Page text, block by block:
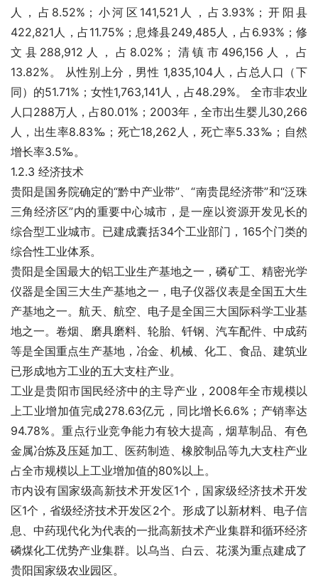
人，占8.52%；小河区141,521人，占3.93%；开阳县
422,821人，占11.75%；息烽县249,485人，占6.93%；修
文县288,912人，占8.02%；清镇市496,156人，占
13.82%。 从性别上分，男性 1,835,104人，占总人口（下
同）的51.71%；女性1,763,141人，占48.29%。 全市非农业
人口288万人，占80.01%；2003年，全市出生婴儿30,266
人，出生率8.83‰；死亡18,262人，死亡率5.33‰；自然
增长率3.5‰。
1.2.3 经济技术
贵阳是国务院确定的“黔中产业带”、“南贵昆经济带”和“泛珠
三角经济区”内的重要中心城市，是一座以资源开发见长的
综合型工业城市。已建成囊括34个工业部门，165个门类的
综合性工业体系。
贵阳是全国最大的铝工业生产基地之一，磷矿工、精密光学
仪器是全国三大生产基地之一，电子仪器仪表是全国五大生
产基地之一。航天、航空、电子是全国三大国际科学工业基
地之一。卷烟、磨具磨料、轮胎、钎钢、汽车配件、中成药
等是全国重点生产基地，冶金、机械、化工、食品、建筑业
已形成地方工业的五大支柱产业。
工业是贵阳市国民经济中的主导产业，2008年全市规模以
上工业增加值完成278.63亿元，同比增长6.6%；产销率达
94.78%。重点行业竞争能力有较大提高，烟草制品、有色
金属冶炼及压延加工、医药制造、橡胶制品等九大支柱产业
占全市规模以上工业增加值的80%以上。
市内设有国家级高新技术开发区1个，国家级经济技术开发
区1个，省级经济技术开发区2个。形成了以新材料、电子信
息、中药现代化为代表的一批高新技术产业集群和循环经济
磷煤化工优势产业集群。以乌当、白云、花溪为重点建成了
贵阳国家级农业园区。